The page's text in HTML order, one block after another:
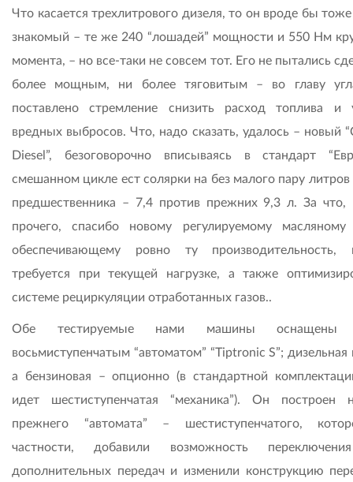
Что касается трехлитрового дизеля, то он вроде бы
знакомый – те же 240 “лошадей” мощности и 550 Нм
момента, – но все-таки не совсем тот. Его не пытались
более мощным, ни более тяговитым – во главу
поставлено стремление снизить расход топлива и
вредных выбросов. Что, надо сказать, удалось – новый
Diesel”, безоговорочно вписываясь в стандарт
смешанном цикле ест солярки на без малого пару
предшественника – 7,4 против прежних 9,3 л. За что,
прочего, спасибо новому регулируемому масляному
обеспечивающему ровно ту производительность,
требуется при текущей нагрузке, а также
системе рециркуляции отработанных газов..
Обе тестируемые нами машины оснащены
восьмиступенчатым “автоматом” “Tiptronic S”;
а бензиновая – опционно (в стандартной
идет шестиступенчатая “механика”). Он построен
прежнего “автомата” – шестиступенчатого,
частности, добавили возможность
дополнительных передач и изменили конструкцию